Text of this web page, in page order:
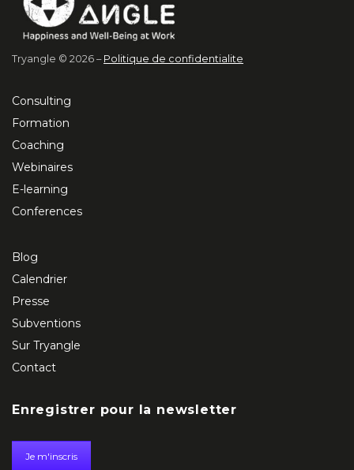
Tryangle © 2026 – Politique de confidentialite
Consulting
Formation
Coaching
Webinaires
E-learning
Conferences
Blog
Calendrier
Presse
Subventions
Sur Tryangle
Contact
Enregistrer pour la newsletter
Je m'inscris